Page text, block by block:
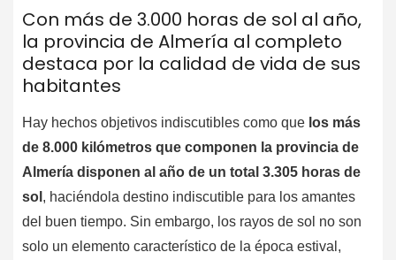
Con más de 3.000 horas de sol al año,
la provincia de Almería al completo
destaca por la calidad de vida de sus
habitantes
Hay hechos objetivos indiscutibles como que los más
de 8.000 kilómetros que componen la provincia de
Almería disponen al año de un total 3.305 horas de
sol , haciéndola destino indiscutible para los amantes
del buen tiempo. Sin embargo, los rayos de sol no son
solo un elemento característico de la época estival,